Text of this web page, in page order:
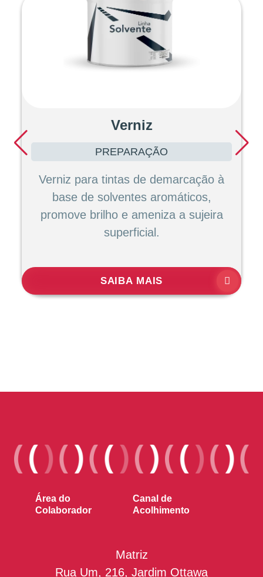
Verniz
PREPARAÇÃO
Verniz para tintas de demarcação à
base de solventes aromáticos,
promove brilho e ameniza a sujeira
superficial.
SAIBA MAIS
Área do
Colaborador
Canal de
Acolhimento
Matriz
Rua Um, 216, Jardim Ottawa